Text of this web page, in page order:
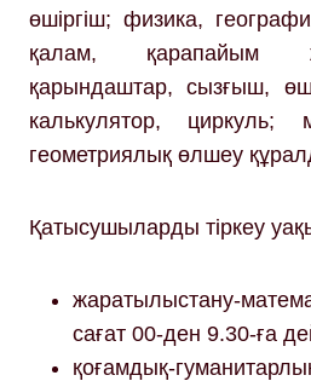
өшіргіш; физика,
қалам, қарапайым
қарындаштар, сызғыш,
калькулятор, циркуль;
геометриялық өлшеу
Қатысушыларды тіркеу
жаратылыстану-
сағат 00-ден 9.30-ға
қоғамдық-